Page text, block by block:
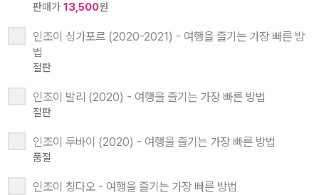
판매가 13,500원
인조이 싱가포르 (2020-2021) - 여행을 즐기는 가장 빠른 방
법
절판
인조이 발리 (2020) - 여행을 즐기는 가장 빠른 방법
절판
인조이 두바이 (2020) - 여행을 즐기는 가장 빠른 방법
품절
인조이 칭다오 - 여행을 즐기는 가장 빠른 방법